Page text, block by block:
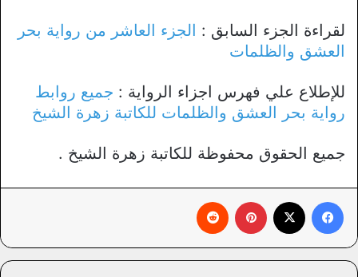
لقراءة الجزء السابق : الجزء العاشر من رواية بحر
العشق والظلمات
للإطلاع علي فهرس اجزاء الرواية : جميع روابط
رواية بحر العشق والظلمات للكاتبة زهرة الشيخ
جميع الحقوق محفوظة للكاتبة زهرة الشيخ .